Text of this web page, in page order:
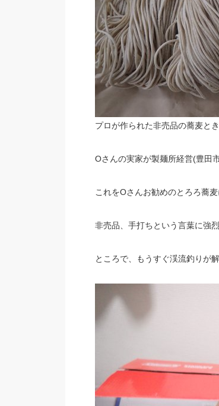
プロが作られた非売品の蕎麦と
Oさんの実家が製麺所経営(豊田
これをOさんお勧めのとろろ蕎
非売品、手打ちという言葉に強
ところで、もうすぐ渓流釣りが解